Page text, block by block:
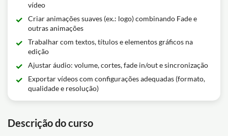
vídeo
Criar animações suaves (ex.: logo) combinando Fade e
outras animações
Trabalhar com textos, títulos e elementos gráficos na
edição
Ajustar áudio: volume, cortes, fade in/out e sincronização
Exportar vídeos com configurações adequadas (formato,
qualidade e resolução)
Descrição do curso